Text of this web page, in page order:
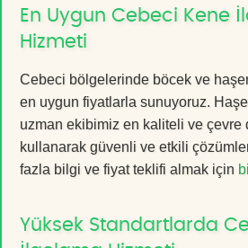
En Uygun Cebeci Kene
Hizmeti
Cebeci bölgelerinde böcek ve
en uygun fiyatlarla sunuyoruz.
uzman ekibimiz en kaliteli ve çevre
kullanarak güvenli ve etkili
fazla bilgi ve fiyat teklifi almak için
Yüksek Standartlarda